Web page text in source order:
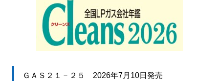
ＧＡＳ２１－２５ 2026年7月10日発売